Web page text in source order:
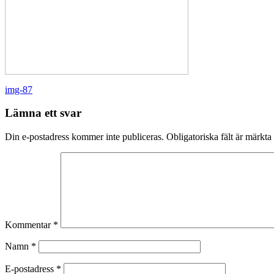
Inläggsnavigering
img-87
Lämna ett svar
Din e-postadress kommer inte publiceras. Obligatoriska fält är märkta
Kommentar *
Namn *
E-postadress *